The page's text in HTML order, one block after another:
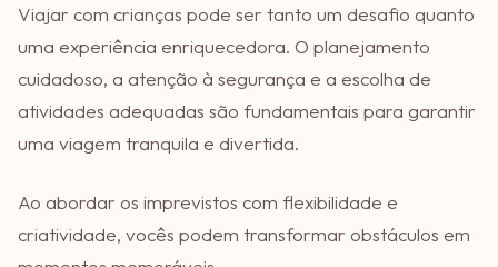
Viajar com crianças pode ser tanto um desafio quanto
uma experiência enriquecedora. O planejamento
cuidadoso, a atenção à segurança e a escolha de
atividades adequadas são fundamentais para garantir
uma viagem tranquila e divertida.
Ao abordar os imprevistos com flexibilidade e
criatividade, vocês podem transformar obstáculos em